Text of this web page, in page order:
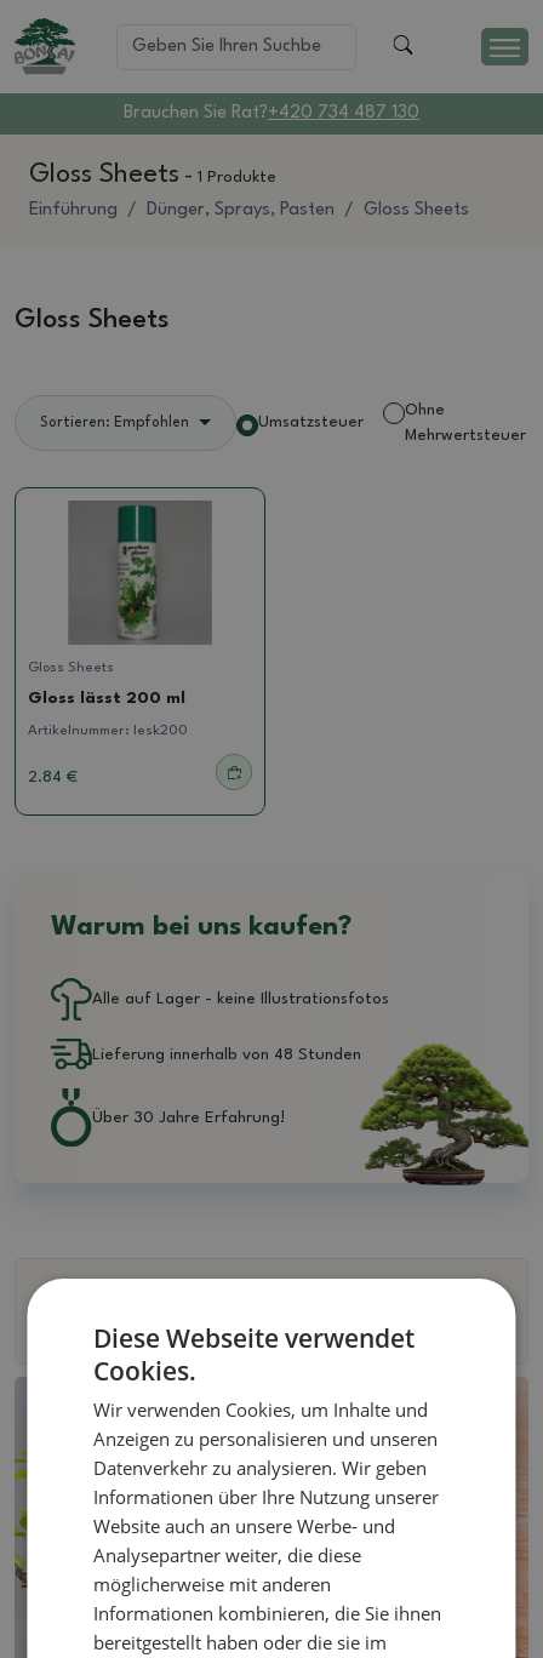
Brauchen Sie Rat?+420 734 487 130
Gloss Sheets - 1 Produkte
Einführung Dünger, Sprays, Pasten Gloss Sheets
Gloss Sheets
Sortieren: Empfohlen Umsatzsteuer
Ohne
Mehrwertsteuer
Gloss Sheets
Gloss lässt 200 ml
Artikelnummer: lesk200
2.84 €
Warum bei uns kaufen?
Alle auf Lager - keine Illustrationsfotos
Lieferung innerhalb von 48 Stunden
Über 30 Jahre Erfahrung!
Diese Webseite verwendet
Cookies.
Wir verwenden Cookies, um Inhalte und
Anzeigen zu personalisieren und unseren
Datenverkehr zu analysieren. Wir geben
Informationen über Ihre Nutzung unserer
Website auch an unsere Werbe- und
Analysepartner weiter, die diese
möglicherweise mit anderen
Informationen kombinieren, die Sie ihnen
bereitgestellt haben oder die sie im